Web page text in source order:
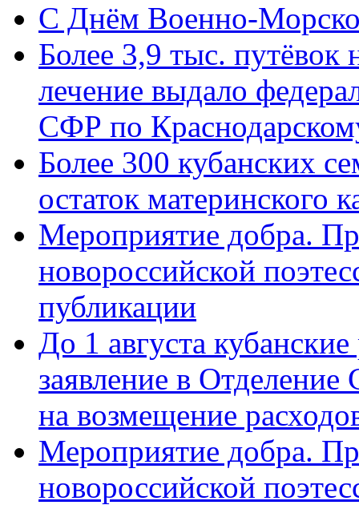
C Днём Военно-
Более 3,9 тыс. путёвок
лечение выдало
СФР по
Более 300 кубанских
остаток материнского
Мероприятие добра.
новороссийской
публикации
До 1 августа
заявление в
на возмещение
Мероприятие добра.
новороссийской